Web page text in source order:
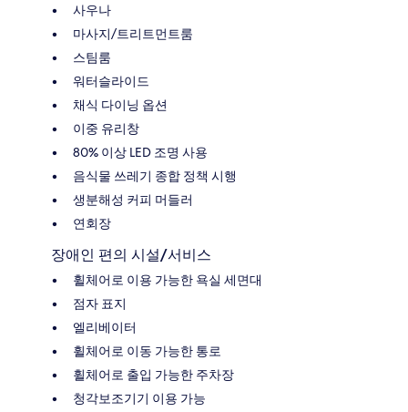
사우나
마사지/트리트먼트룸
스팀룸
워터슬라이드
채식 다이닝 옵션
이중 유리창
80% 이상 LED 조명 사용
음식물 쓰레기 종합 정책 시행
생분해성 커피 머들러
연회장
장애인 편의 시설/서비스
휠체어로 이용 가능한 욕실 세면대
점자 표지
엘리베이터
휠체어로 이동 가능한 통로
휠체어로 출입 가능한 주차장
청각보조기기 이용 가능